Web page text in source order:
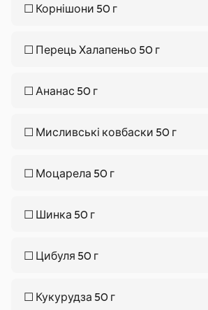
☐ Корнішони 50 г
☐ Перець Халапеньо 50 г
☐ Ананас 50 г
☐ Мисливські ковбаски 50 г
☐ Моцарела 50 г
☐ Шинка 50 г
☐ Цибуля 50 г
☐ Кукурудза 50 г